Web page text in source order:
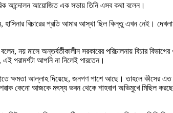
আন্দোলন আয়োজিত এক সভায় তিনি এসব কথা বলেন।
বিচারের প্রতি আমার আস্থা ছিল কিন্তু এখন নেই।
নয় মাসে অন্তর্বর্তীকালীন সরকারের পরিচালনায় বিচার
পরামর্শটা আপনি না নিলেই পারতেন।
হাতে ক্ষমতা আল্লাহ দিয়েছে, জনগণ পাশে আছে। তাহলে
ইশরাক কেনো আজকে মৎস্য ভবন থেকে শাহবাগ অভিমুখে মিছিল